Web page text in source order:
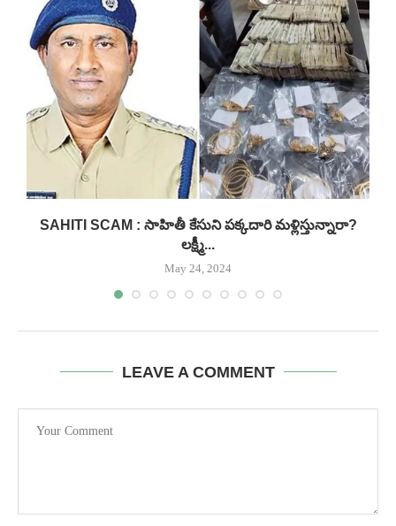
SAHITI SCAM : సాహితీ కేసుని పక్కదారి మళ్లిస్తున్నారా?
లక్ష్మీ...
May 24, 2024
LEAVE A COMMENT